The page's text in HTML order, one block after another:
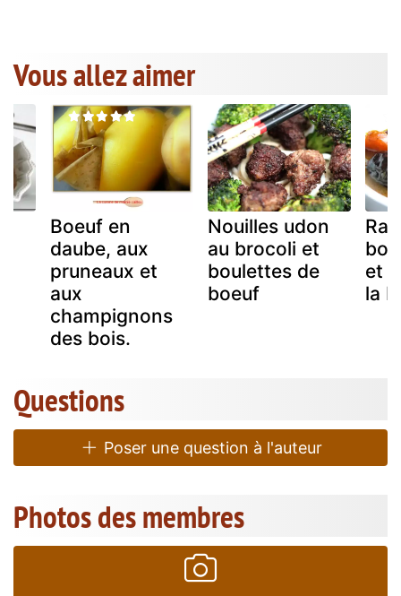
Vous allez aimer
Boeuf en
daube, aux
pruneaux et
aux
champignons
des bois.
Nouilles udon
au brocoli et
boulettes de
boeuf
et
la
Questions
Poser une question à l'auteur
Photos des membres